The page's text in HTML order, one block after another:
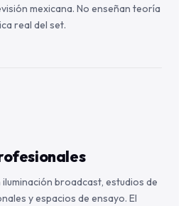
mexicana. No enseñan teoría
real del set.
broadcast, estudios de
y espacios de ensayo. El